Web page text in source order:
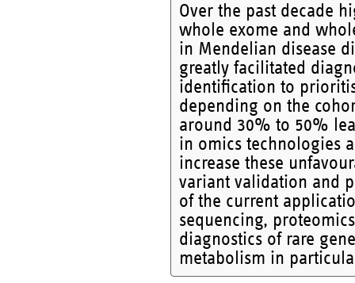
Over the past decade
whole exome and
in Mendelian disease
greatly facilitated
identification to
depending on the
around 30% to 50%
in omics technologies
increase these
variant validation and
of the current
sequencing,
diagnostics of rare
metabolism in